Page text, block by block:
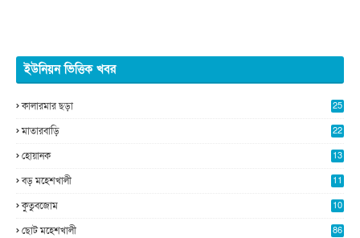
ইউনিয়ন ভিত্তিক খবর
কালারমার ছড়া
25
মাতারবাড়ি
22
হোয়ানক
13
বড় মহেশখালী
11
কুতুবজোম
10
ছোট মহেশখালী 86